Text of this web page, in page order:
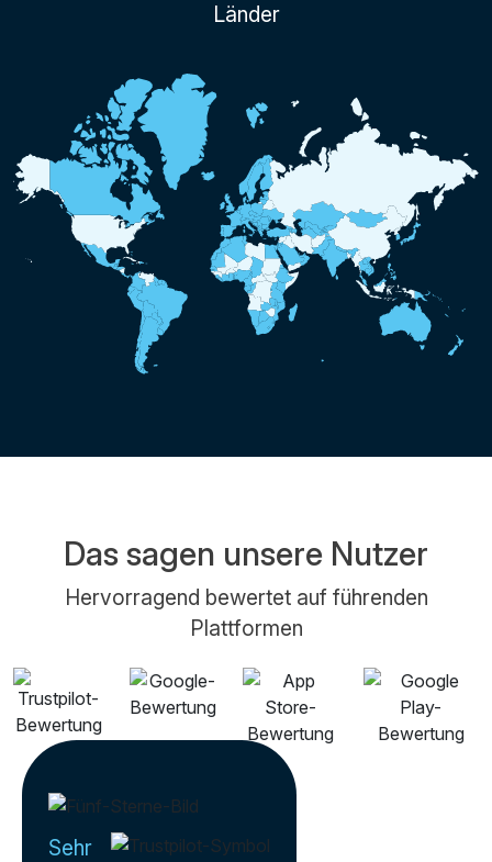
Länder
Das sagen unsere Nutzer
Hervorragend bewertet auf führenden
Plattformen
Sehr